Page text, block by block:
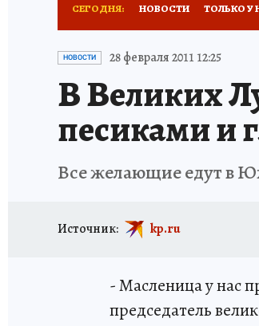
СЕГОДНЯ: НОВОСТИ ТОЛЬКО У
ИСПЫТАНО НА СЕБЕ
НОВОСТИ 28 февраля 2011 12:25
В Великих
песиками и
Все желающие едут в
Источник: kp.ru
- Масленица у нас
председатель